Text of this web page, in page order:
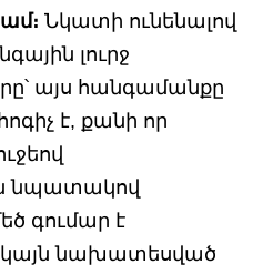
Նկատի ունենալով
լուրջ
այս հանգամանքը
է, քանի որ
նպատակով
գումար է
նախատեսված